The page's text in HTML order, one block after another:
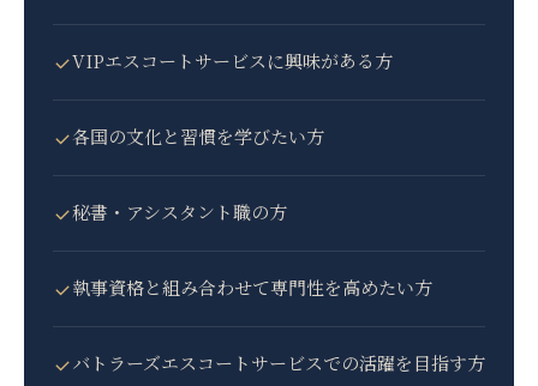
VIPエスコートサービスに興味がある方
各国の文化と習慣を学びたい方
秘書・アシスタント職の方
執事資格と組み合わせて専門性を高めたい方
バトラーズエスコートサービスでの活躍を目指す方